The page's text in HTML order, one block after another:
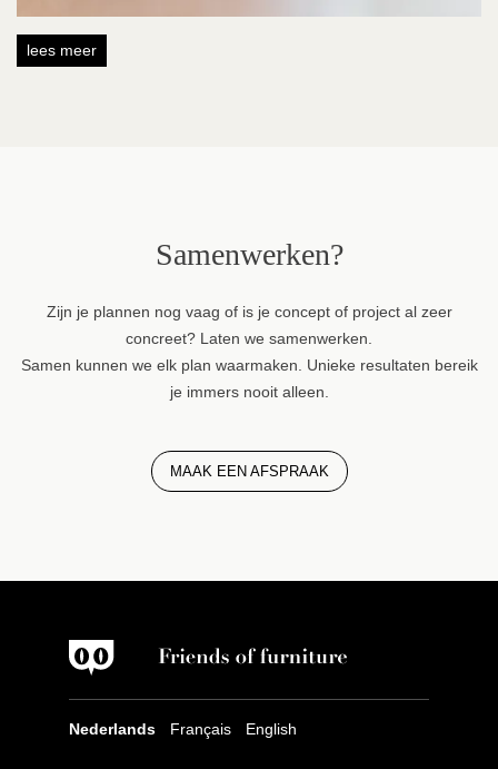
lees meer
Samenwerken?
Zijn je plannen nog vaag of is je concept of project al zeer
concreet? Laten we samenwerken.
Samen kunnen we elk plan waarmaken. Unieke resultaten bereik
je immers nooit alleen.
MAAK EEN AFSPRAAK
Nederlands Français English